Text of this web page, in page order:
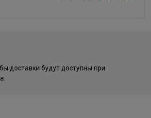
доставки будут доступны при